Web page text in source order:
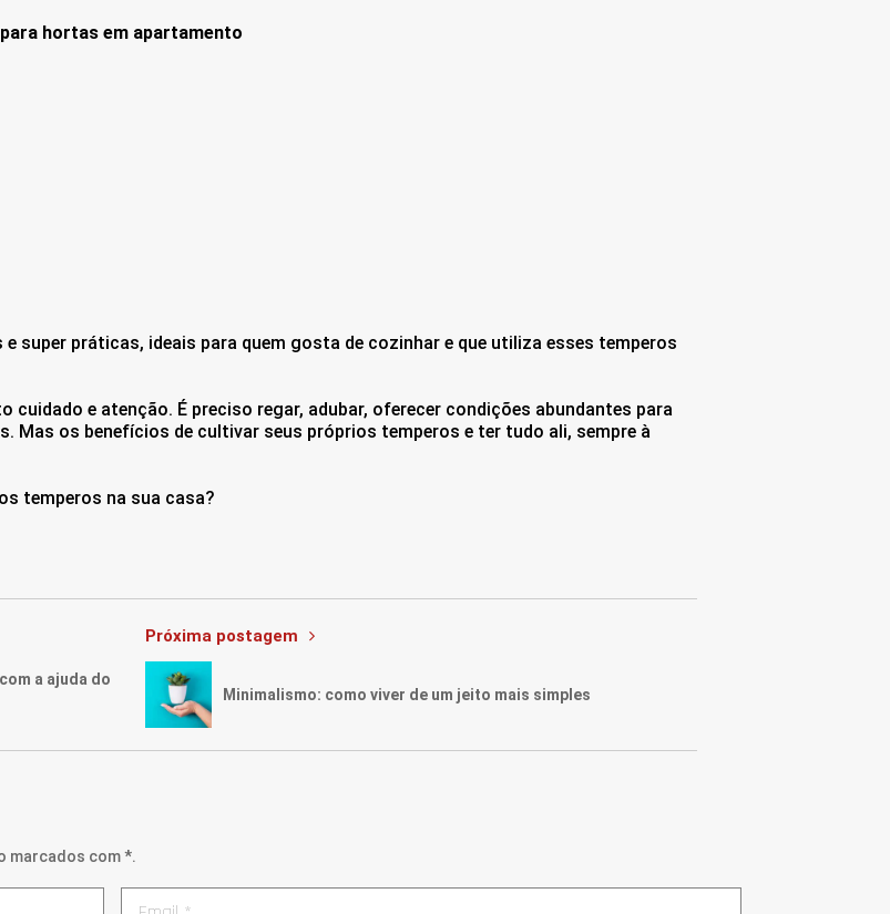
hortas em apartamento
super práticas, ideais para quem gosta de cozinhar e que utiliza esses temperos
e atenção. É preciso regar, adubar, oferecer condições abundantes para
Mas os benefícios de cultivar seus próprios temperos e ter tudo ali, sempre à
temperos na sua casa?
a ajuda do
Próxima postagem
Minimalismo: como viver de um jeito mais simples
marcados com *.